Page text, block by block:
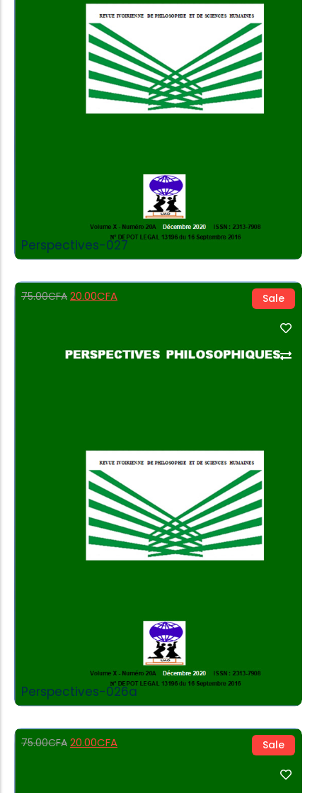
Perspectives-027
Add to Cart
Sale
75.00CFA 20.00CFA
Perspectives-026a
Add to Cart
Sale
75.00CFA 20.00CFA